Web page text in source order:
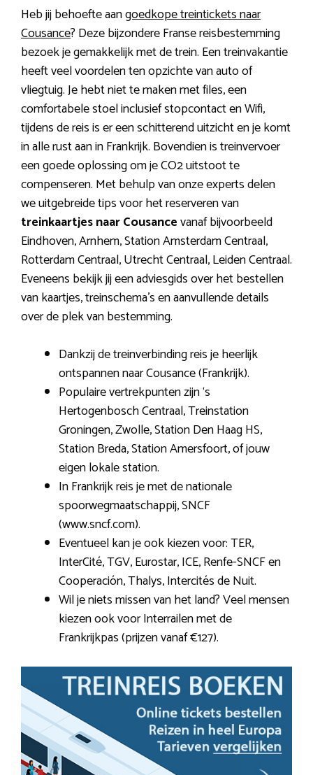
Heb jij behoefte aangoedkope treintickets naar
Cousance? Deze bijzondere Franse reisbestemming
bezoek je gemakkelijk met de trein. Een treinvakantie
heeft veel voordelen ten opzichte van auto of
vliegtuig. Je hebt niet te maken met files, een
comfortabele stoel inclusief stopcontact en Wifi,
tijdens de reis is er een schitterend uitzicht en je komt
in alle rust aan in Frankrijk. Bovendien is treinvervoer
een goede oplossing om je CO2 uitstoot te
compenseren. Met behulp van onze experts delen
we uitgebreide tips voor het reserveren van
treinkaartjes naar Cousancevanaf bijvoorbeeld
Eindhoven, Arnhem, Station Amsterdam Centraal,
Rotterdam Centraal, Utrecht Centraal, Leiden Centraal.
Eveneens bekijk jij een adviesgids over het bestellen
van kaartjes, treinschema’s en aanvullende details
over de plek van bestemming.
Dankzij de treinverbinding reis je heerlijk
ontspannen naar Cousance (Frankrijk).
Populaire vertrekpunten zijn ‘s
Hertogenbosch Centraal, Treinstation
Groningen, Zwolle, Station Den Haag HS,
Station Breda, Station Amersfoort, of jouw
eigen lokale station.
In Frankrijk reis je met de nationale
spoorwegmaatschappij, SNCF
(www.sncf.com).
Eventueel kan je ook kiezen voor: TER,
InterCité, TGV, Eurostar, ICE, Renfe-SNCF en
Cooperación, Thalys, Intercités de Nuit.
Wil je niets missen van het land? Veel mensen
kiezen ook voor Interrailen met de
Frankrijkpas (prijzen vanaf €127).